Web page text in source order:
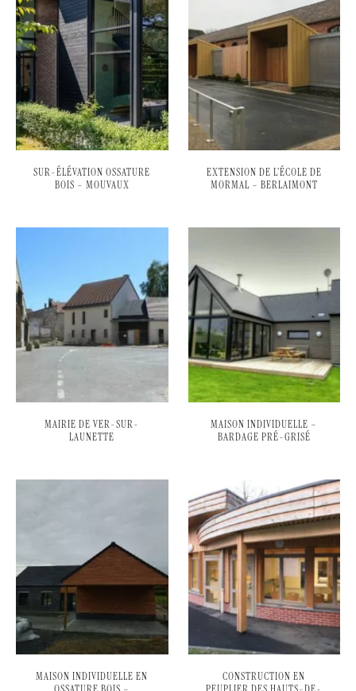
SUR-ÉLÉVATION OSSATURE
BOIS – MOUVAUX
EXTENSION DE L’ÉCOLE DE
MORMAL – BERLAIMONT
MAIRIE DE VER-SUR-
LAUNETTE
MAISON INDIVIDUELLE –
BARDAGE PRÉ-GRISÉ
MAISON INDIVIDUELLE EN
CONSTRUCTION EN